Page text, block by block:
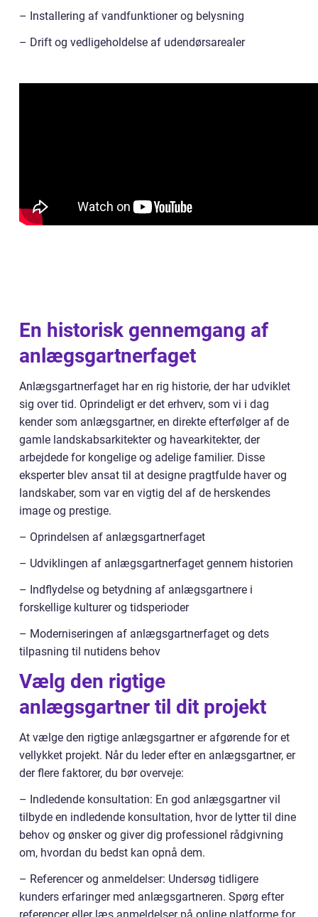
– Installering af vandfunktioner og belysning
– Drift og vedligeholdelse af udendørsarealer
En historisk gennemgang af
anlægsgartnerfaget
Anlægsgartnerfaget har en rig historie, der har udviklet
sig over tid. Oprindeligt er det erhverv, som vi i dag
kender som anlægsgartner, en direkte efterfølger af de
gamle landskabsarkitekter og havearkitekter, der
arbejdede for kongelige og adelige familier. Disse
eksperter blev ansat til at designe pragtfulde haver og
landskaber, som var en vigtig del af de herskendes
image og prestige.
– Oprindelsen af anlægsgartnerfaget
– Udviklingen af anlægsgartnerfaget gennem historien
– Indflydelse og betydning af anlægsgartnere i
forskellige kulturer og tidsperioder
– Moderniseringen af anlægsgartnerfaget og dets
tilpasning til nutidens behov
Vælg den rigtige
anlægsgartner til dit projekt
At vælge den rigtige anlægsgartner er afgørende for et
vellykket projekt. Når du leder efter en anlægsgartner, er
der flere faktorer, du bør overveje:
– Indledende konsultation: En god anlægsgartner vil
tilbyde en indledende konsultation, hvor de lytter til dine
behov og ønsker og giver dig professionel rådgivning
om, hvordan du bedst kan opnå dem.
– Referencer og anmeldelser: Undersøg tidligere
kunders erfaringer med anlægsgartneren. Spørg efter